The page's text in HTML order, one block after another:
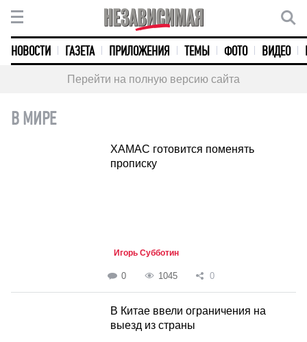
НОВОСТИ ГАЗЕТА ПРИЛОЖЕНИЯ ТЕМЫ ФОТО ВИДЕО
Перейти на полную версию сайта
В МИРЕ
ХАМАС готовится поменять
прописку
Игорь Субботин
0 1045 0
В Китае ввели ограничения на
выезд из страны